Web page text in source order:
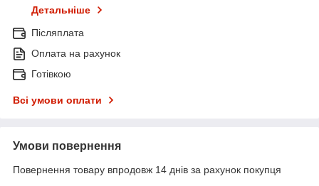
Детальніше
Післяплата
Оплата на рахунок
Готівкою
Всі умови оплати
Умови повернення
Повернення товару впродовж 14 днів за рахунок покупця